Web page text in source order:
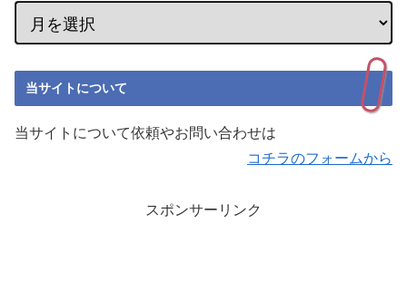
当サイトについて
当サイトについて依頼やお問い合わせは
コチラのフォームから
スポンサーリンク